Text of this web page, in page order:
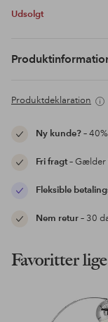
Udsolgt
Produktdeklaration
Ny kunde?–
Fri fragt– Gælder
Fleksible
Nem retur– 30
Favoritter